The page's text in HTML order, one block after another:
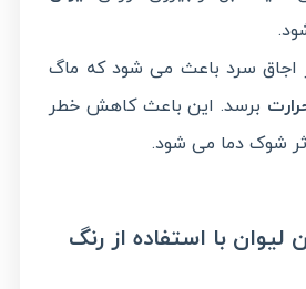
اجاق سرد باعث می شود که ماگ
برسد. این باعث کاهش خطر
شوک دما می شود.
با استفاده از رنگ